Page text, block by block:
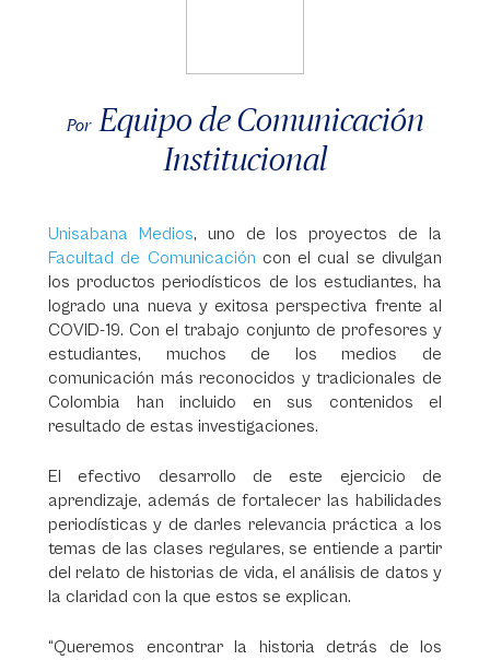
Por Equipo de Comunicación
Institucional
Unisabana Medios, uno de los proyectos de la
Facultad de Comunicación con el cual se divulgan
los productos periodísticos de los estudiantes, ha
logrado una nueva y exitosa perspectiva frente al
COVID-19. Con el trabajo conjunto de profesores y
estudiantes, muchos de los medios de
comunicación más reconocidos y tradicionales de
Colombia han incluido en sus contenidos el
resultado de estas investigaciones.
El efectivo desarrollo de este ejercicio de
aprendizaje, además de fortalecer las habilidades
periodísticas y de darles relevancia práctica a los
temas de las clases regulares, se entiende a partir
del relato de historias de vida, el análisis de datos y
la claridad con la que estos se explican.
“Queremos encontrar la historia detrás de los